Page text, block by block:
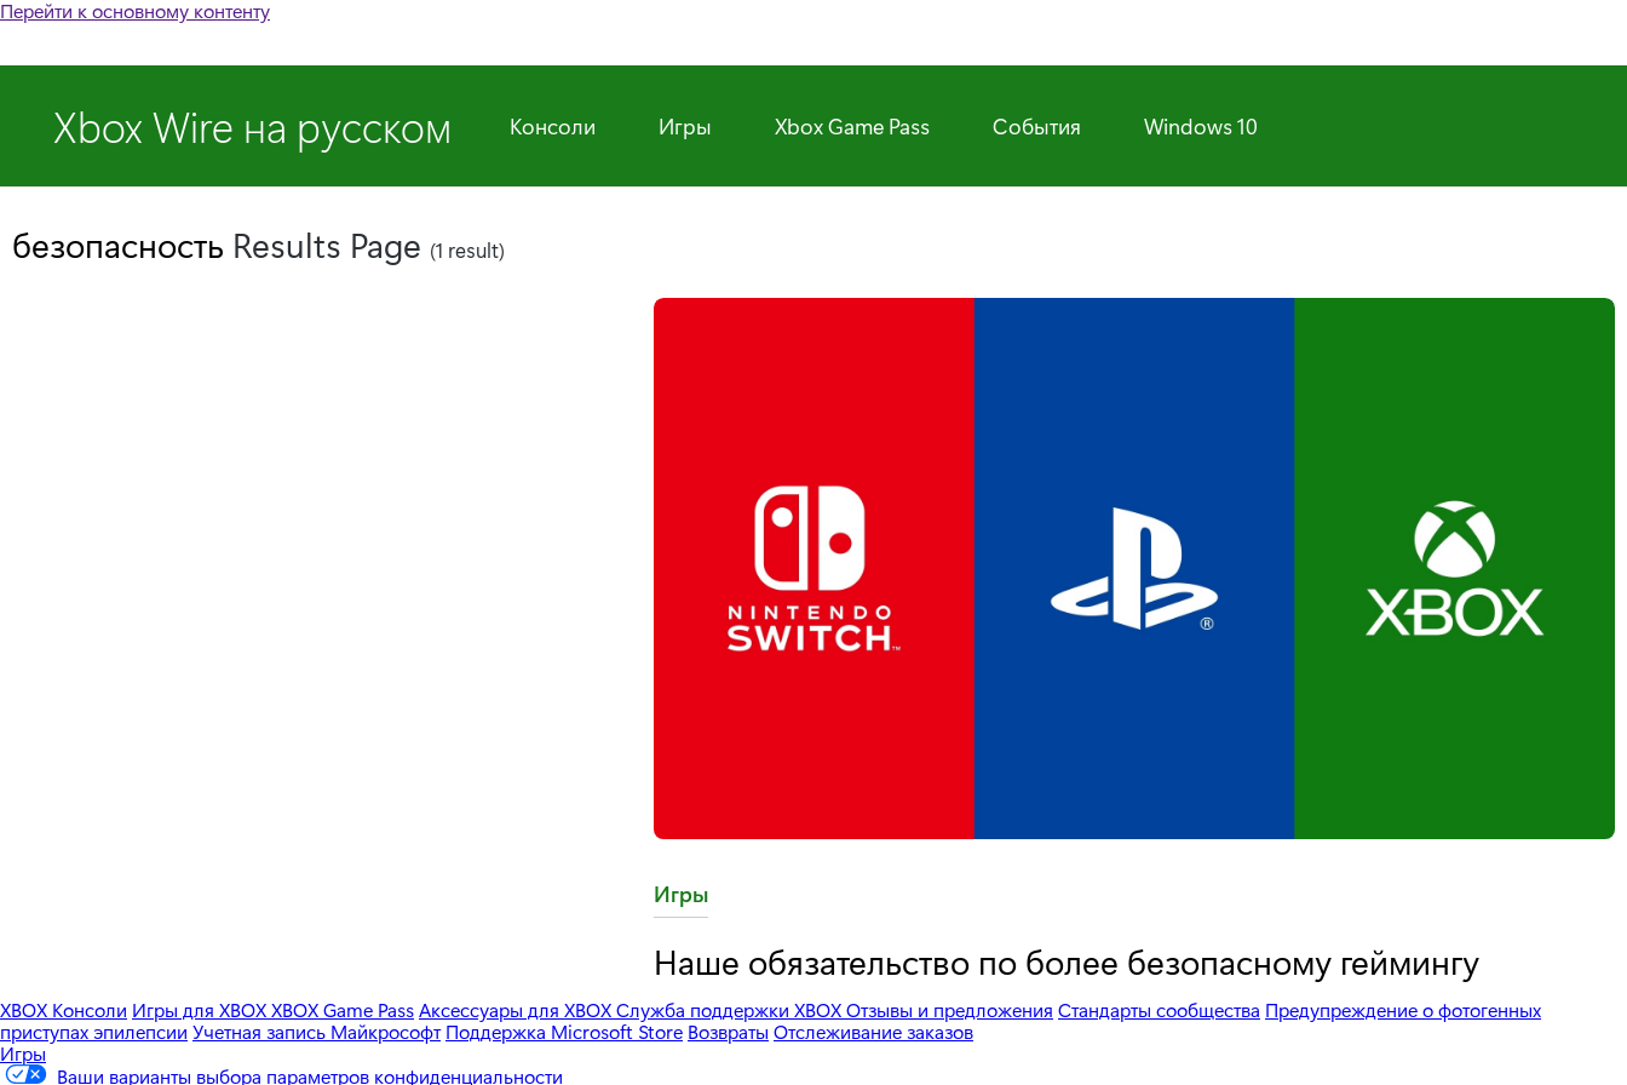
Перейти к основному контенту
Xbox Wire на русском Консоли Игры Xbox Game Pass События Windows 10
безопасность Results Page (1 result)
C
t
e
g
Игры
Наше обязательство по более безопасному геймингу
XBOX Консоли Игры для XBOXXBOX Game PassАксессуары для XBOXСлужба поддержки XBOXОтзывы и предложения Стандарты сообщества Предупреждение о фотогенных
приступах эпилепсии Учетная запись Майкрософт Поддержка Microsoft Store Возвраты Отслеживание заказов
Игры
Ваши варианты выбора параметров конфиденциальности